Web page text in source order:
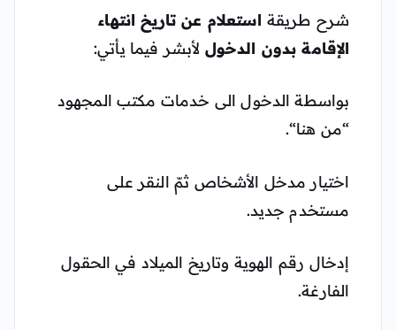
شرح طريقة استعلام عن تاريخ انتهاء
الإقامة بدون الدخول لأبشر فيما يأتي:
بواسطة الدخول الى خدمات مكتب المجهود
“من هنا“.
اختيار مدخل الأشخاص ثمّ النقر على
مستخدم جديد.
إدخال رقم الهوية وتاريخ الميلاد في الحقول
الفارغة.